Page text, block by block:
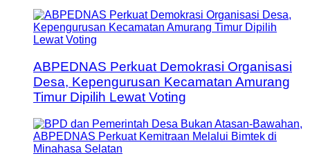
ABPEDNAS Perkuat Demokrasi Organisasi
Desa, Kepengurusan Kecamatan Amurang
Timur Dipilih Lewat Voting